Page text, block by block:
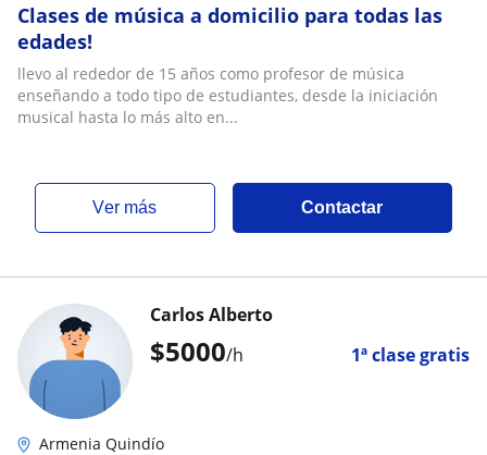
Clases de música a domicilio para todas las
edades!
llevo al rededor de 15 años como profesor de música
enseñando a todo tipo de estudiantes, desde la iniciación
musical hasta lo más alto en...
ver más Contactar
$5000/h 1ª clase gratis
Carlos Alberto
Armenia Quindío